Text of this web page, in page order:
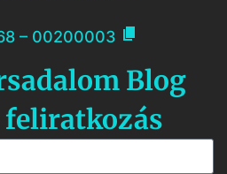
– 00200003 
Blog